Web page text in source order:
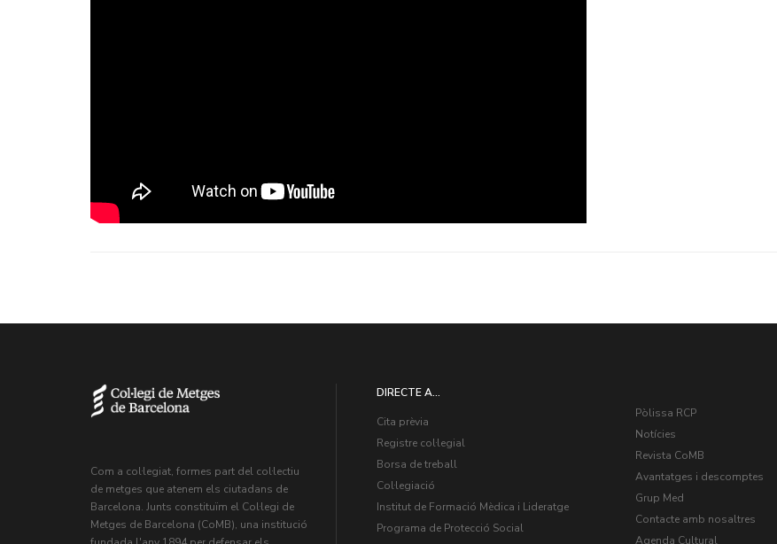
Com a col·legiat, formes part del col·lectiu
de metges que atenem els ciutadans de
Barcelona. Junts constituïm el Col·legi de
Metges de Barcelona (CoMB), una institució
DIRECTE A...
Cita prèvia
Registre col·legial
Borsa de treball
Col·legiació
Institut de Formació Mèdica i Lideratge
Programa de Protecció Social
Pòlissa RCP
Notícies
Revista CoMB
Avantatges i descomptes
Grup Med
Contacte amb nosaltres
Agenda Cultural